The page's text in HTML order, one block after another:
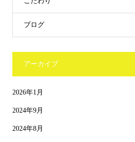
ブログ
アーカイブ
2026年1月
2024年9月
2024年8月